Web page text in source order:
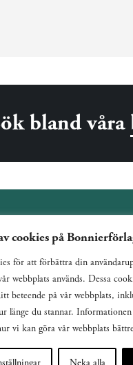
cookies på
för att förbättra din
webbplats används. Dessa
beteende på vår webbplats,
länge du stannar.
vi kan göra vår webbplats
bland våra
är ett allmänutgivande
Vi har en bred och
på skönlitteratur inom de